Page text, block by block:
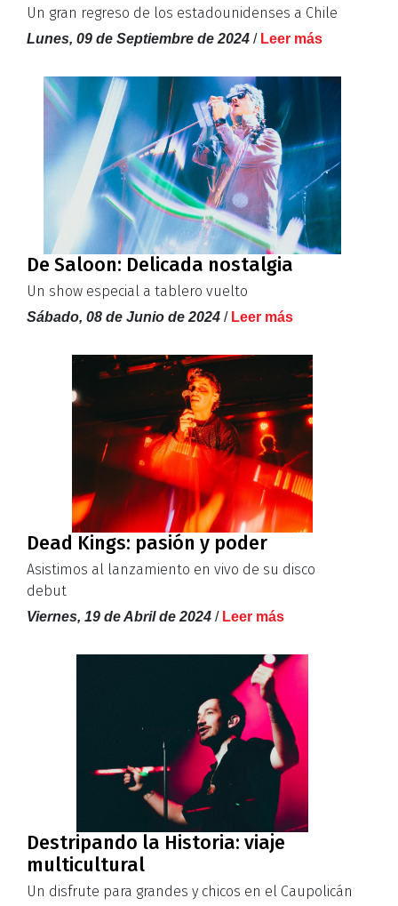
Un gran regreso de los estadounidenses a Chile
Lunes, 09 de Septiembre de 2024 / Leer más
De Saloon: Delicada nostalgia
Un show especial a tablero vuelto
Sábado, 08 de Junio de 2024 / Leer más
Dead Kings: pasión y poder
Asistimos al lanzamiento en vivo de su disco
debut
Viernes, 19 de Abril de 2024 / Leer más
Destripando la Historia: viaje
multicultural
Un disfrute para grandes y chicos en el Caupolicán